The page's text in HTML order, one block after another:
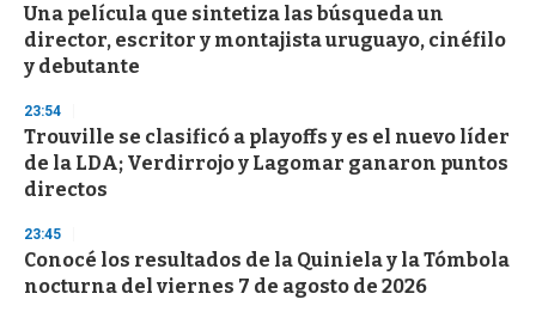
e
c
o
n
d
Una película que sintetiza las búsqueda un
director, escritor y montajista uruguayo, cinéfilo
y debutante
23:54
Trouville se clasificó a playoffs y es el nuevo líder
de la LDA; Verdirrojo y Lagomar ganaron puntos
directos
23:45
Conocé los resultados de la Quiniela y la Tómbola
nocturna del viernes 7 de agosto de 2026